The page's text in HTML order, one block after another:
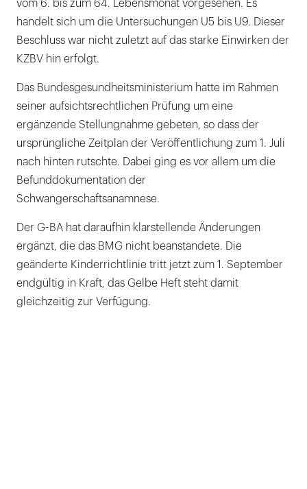
vom 6. bis zum 64. Lebensmonat vorgesehen. Es
handelt sich um die Untersuchungen U5 bis U9. Dieser
Beschluss war nicht zuletzt auf das starke Einwirken der
KZBV hin erfolgt.
Das Bundesgesundheitsministerium hatte im Rahmen
seiner aufsichtsrechtlichen Prüfung um eine
ergänzende Stellungnahme gebeten, so dass der
ursprüngliche Zeitplan der Veröffentlichung zum 1. Juli
nach hinten rutschte. Dabei ging es vor allem um die
Befunddokumentation der
Schwangerschaftsanamnese.
Der G-BA hat daraufhin klarstellende Änderungen
ergänzt, die das BMG nicht beanstandete. Die
geänderte Kinderrichtlinie tritt jetzt zum 1. September
endgültig in Kraft, das Gelbe Heft steht damit
gleichzeitig zur Verfügung.